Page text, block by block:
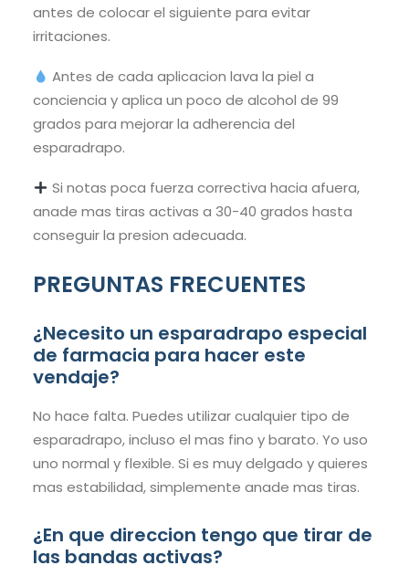
antes de colocar el siguiente para evitar
irritaciones.
Antes de cada aplicacion lava la piel a
conciencia y aplica un poco de alcohol de 99
grados para mejorar la adherencia del
esparadrapo.
Si notas poca fuerza correctiva hacia afuera,
anade mas tiras activas a 30-40 grados hasta
conseguir la presion adecuada.
PREGUNTAS FRECUENTES
¿Necesito un esparadrapo especial
de farmacia para hacer este
vendaje?
No hace falta. Puedes utilizar cualquier tipo de
esparadrapo, incluso el mas fino y barato. Yo uso
uno normal y flexible. Si es muy delgado y quieres
mas estabilidad, simplemente anade mas tiras.
¿En que direccion tengo que tirar de
las bandas activas?